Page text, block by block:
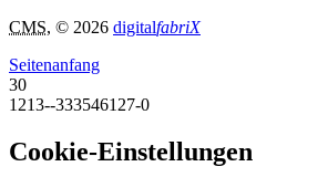
CMS, © 2026 digitalfabriX
Seitenanfang
30
1213--333546127-0
Cookie-Einstellungen